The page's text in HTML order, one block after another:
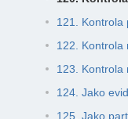
121. Kontrola
122. Kontrola
123. Kontrola
124. Jako
125. Jako